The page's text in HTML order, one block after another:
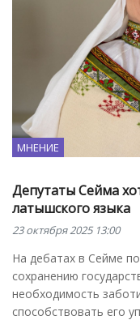
МНЕНИЕ
Депутаты Сейма
латышского языка
23 октября 2025 13:00
На дебатах в Сейме
сохранению
необходимость
способствовать его